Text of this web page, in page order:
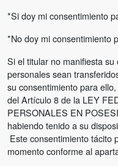
*Si doy mi consentimiento
*No doy mi consentimiento
Si el titular no manifiesta
personales sean
su consentimiento para
del Artículo 8 de la LEY
PERSONALES EN
habiendo tenido a su
Este consentimiento tácito
momento conforme al